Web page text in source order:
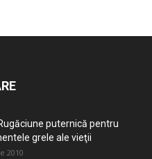
puternică pentru
grele ale vieţii
2010